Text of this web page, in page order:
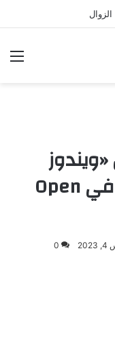
فون 8» باللغة العربية في Open
0